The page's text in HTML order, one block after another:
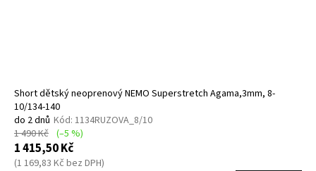
Short dětský neoprenový NEMO Superstretch Agama,3mm, 8-
10/134-140
do 2 dnů Kód: 1134RUZOVA_8/10
1 490 Kč (–5 %)
1 415,50 Kč
(1 169,83 Kč bez DPH)